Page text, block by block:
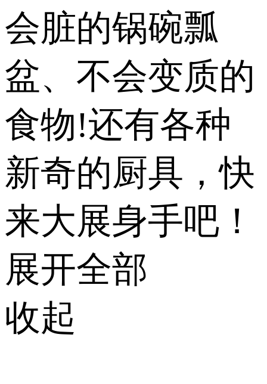
会脏的锅碗瓢
盆、不会变质的
食物!还有各种
新奇的厨具，快
来大展身手吧！
展开全部
收起